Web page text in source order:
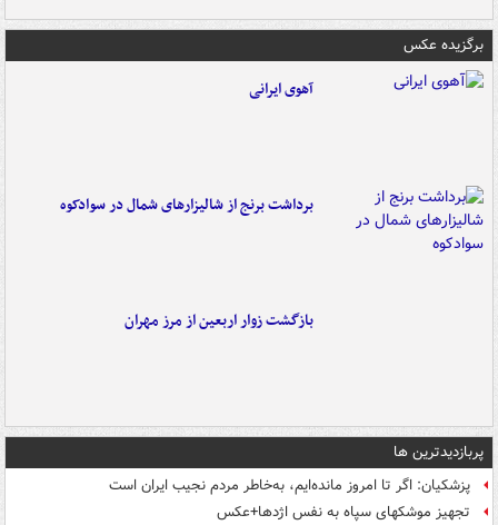
برگزیده عکس
آهوی ایرانی
برداشت برنج از شالیزارهای شمال در سوادکوه
بازگشت زوار اربعین از مرز مهران
پربازدیدترین ها
پزشکیان: اگر تا امروز مانده‌ایم، به‌خاطر مردم نجیب ایران است
تجهیز موشکهای سپاه به نفس اژدها+عکس